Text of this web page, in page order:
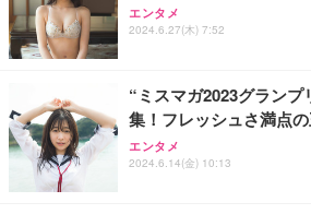
エンタメ
2024.6.27(木) 7:52
“ミスマガ2023グラン
集！フレッシュさ満点
エンタメ
2024.6.14(金) 10:13